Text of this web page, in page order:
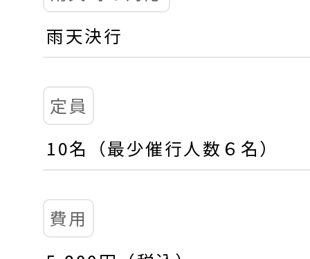
雨天決行
定員
10名（最少催行人数６名）
費用